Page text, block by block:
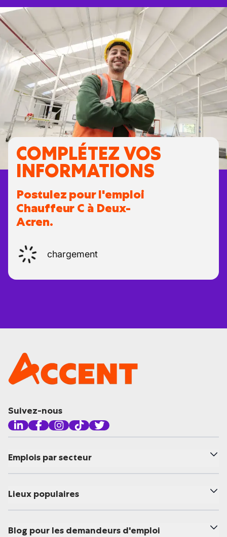
COMPLÉTEZ VOS
INFORMATIONS
Postulez pour l'emploi
Chauffeur C à Deux-
Acren.
chargement
Suivez-nous
Emplois par secteur
Lieux populaires
Blog pour les demandeurs d'emploi